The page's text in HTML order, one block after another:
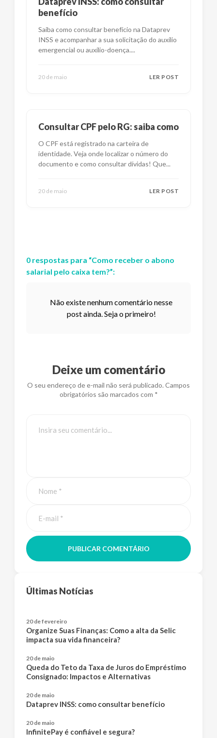
benefício
Saiba como consultar benefício na Dataprev
INSS e acompanhar a sua solicitação do auxílio
emergencial ou auxílio-doença....
20 de maio LER POST
Consultar CPF pelo RG: saiba como
O CPF está registrado na carteira de
identidade. Veja onde localizar o número do
documento e como consultar dívidas! Que...
20 de maio LER POST
0 respostas para “Como receber o abono
salarial pelo caixa tem?”:
Não existe nenhum comentário nesse
post ainda. Seja o primeiro!
Deixe um comentário
O seu endereço de e-mail não será publicado. Campos
obrigatórios são marcados com *
PUBLICAR COMENTÁRIO
Últimas Notícias
20 de fevereiro
Organize Suas Finanças: Como a alta da Selic
impacta sua vida financeira?
20 de maio
Queda do Teto da Taxa de Juros do Empréstimo
Consignado: Impactos e Alternativas
20 de maio
Dataprev INSS: como consultar benefício
20 de maio
InfinitePay é confiável e segura?